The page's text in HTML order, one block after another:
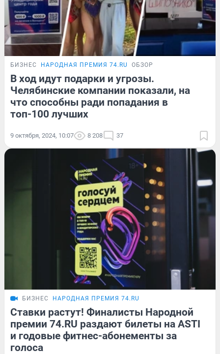
БИЗНЕС НАРОДНАЯ ПРЕМИЯ 74.RU ОБЗОР
В ход идут подарки и угрозы.
Челябинские компании показали, на
что способны ради попадания в
топ-100 лучших
9 октября, 2024, 10:07 8 208 37
БИЗНЕС НАРОДНАЯ ПРЕМИЯ 74.RU
Ставки растут! Финалисты Народной
премии 74.RU раздают билеты на ASTI
и годовые фитнес-абонементы за
голоса